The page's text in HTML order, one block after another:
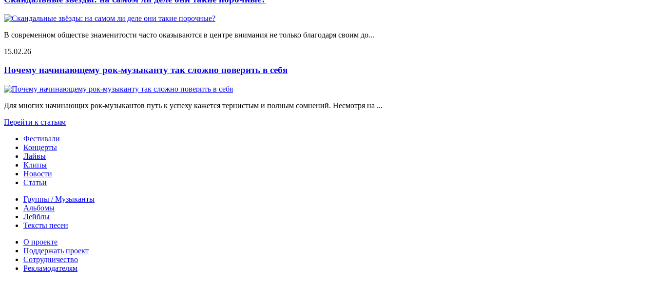
В современном обществе знаменитости часто оказываются в центре внимания не только благодаря своим до...
15.02.26
Почему начинающему рок-музыканту так сложно поверить в себя
Для многих начинающих рок-музыкантов путь к успеху кажется тернистым и полным сомнений. Несмотря на ...
Перейти к статьям
Фестивали
Концерты
Лайвы
Клипы
Новости
Статьи
Группы / Музыканты
Альбомы
Лейблы
Тексты песен
О проекте
Поддержать проект
Сотрудничество
Рекламодателям